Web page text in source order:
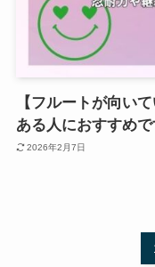
【フルートが向い
ある人におすすめ
2026年2月7日